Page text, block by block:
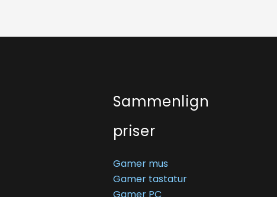
Sammenlign
priser
Gamer mus
Gamer tastatur